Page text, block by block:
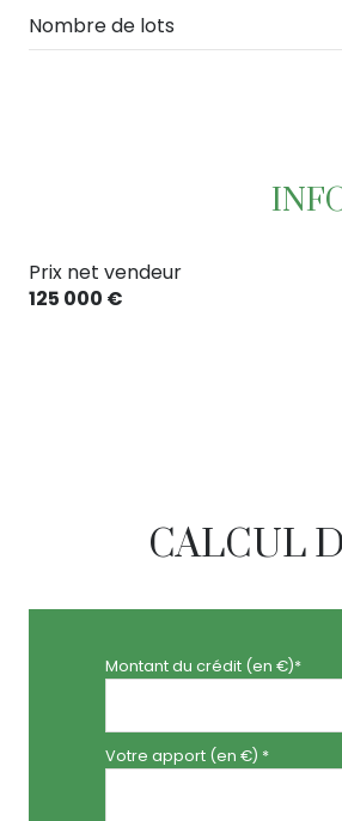
Nombre de lots
Prix net vendeur
125 000 €
CALCUL
Montant du crédit (en €)*
Votre apport (en €) *